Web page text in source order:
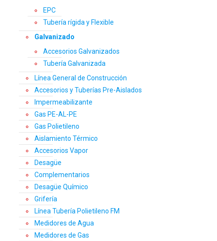
EPC
Tubería rígida y Flexible
Galvanizado
Accesorios Galvanizados
Tubería Galvanizada
Línea General de Construcción
Accesorios y Tuberías Pre-Aislados
Impermeabilizante
Gas PE-AL-PE
Gas Polietileno
Aislamiento Térmico
Accesorios Vapor
Desagüe
Complementarios
Desagüe Químico
Grifería
Línea Tubería Polietileno FM
Medidores de Agua
Medidores de Gas